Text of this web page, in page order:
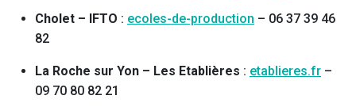
Cholet – IFTO : ecoles-de-production – 06 37 39 46
82
La Roche sur Yon – Les Etablières : etablieres.fr –
09 70 80 82 21